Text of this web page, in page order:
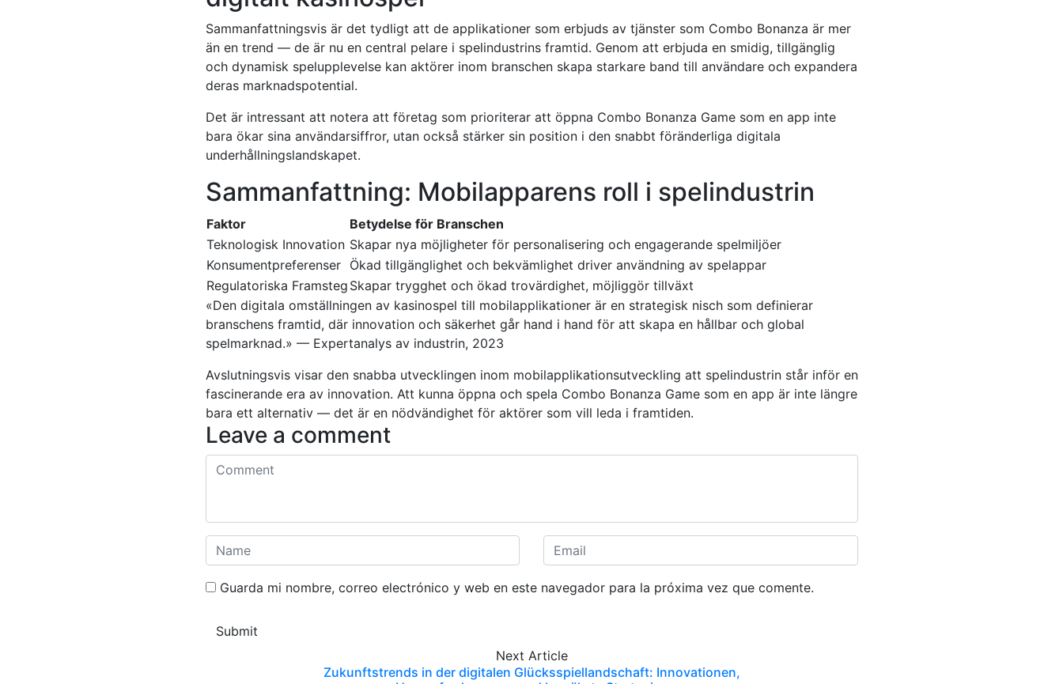
Sammanfattningsvis är det tydligt att de applikationer som erbjuds av tjänster som Combo Bonanza är mer
än en trend — de är nu en central pelare i spelindustrins framtid. Genom att erbjuda en smidig, tillgänglig
och dynamisk spelupplevelse kan aktörer inom branschen skapa starkare band till användare och expandera
deras marknadspotential.
Det är intressant att notera att företag som prioriterar att öppna Combo Bonanza Game som en app inte
bara ökar sina användarsiffror, utan också stärker sin position i den snabbt föränderliga digitala
underhållningslandskapet.
Sammanfattning: Mobilapparens roll i spelindustrin
Faktor
Betydelse för Branschen
Teknologisk Innovation Skapar nya möjligheter för personalisering och engagerande spelmiljöer
Konsumentpreferenser
Ökad tillgänglighet och bekvämlighet driver användning av spelappar
Regulatoriska Framsteg Skapar trygghet och ökad trovärdighet, möjliggör tillväxt
«Den digitala omställningen av kasinospel till mobilapplikationer är en strategisk nisch som definierar
branschens framtid, där innovation och säkerhet går hand i hand för att skapa en hållbar och global
spelmarknad.» — Expertanalys av industrin, 2023
Avslutningsvis visar den snabba utvecklingen inom mobilapplikationsutveckling att spelindustrin står inför en
fascinerande era av innovation. Att kunna öppna och spela Combo Bonanza Game som en app är inte längre
bara ett alternativ — det är en nödvändighet för aktörer som vill leda i framtiden.
Leave a comment
Guarda mi nombre, correo electrónico y web en este navegador para la próxima vez que comente.
Submit
Next Article
Zukunftstrends in der digitalen Glücksspiellandschaft: Innovationen,